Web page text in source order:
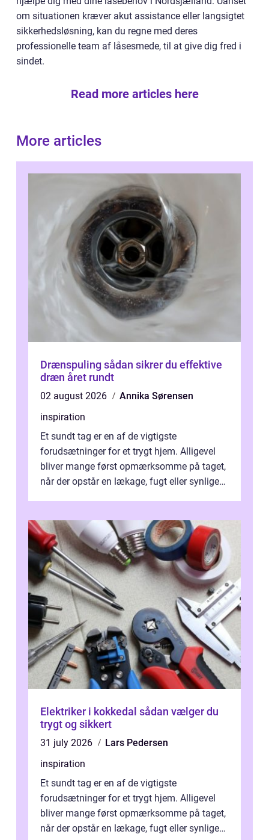
om situationen kræver akut assistance eller langsigtet
sikkerhedsløsning, kan du regne med deres
professionelle team af låsesmede, til at give dig fred i
sindet.
Read more articles here
More articles
Drænspuling sådan sikrer du effektive
dræn året rundt
02 august 2026
Annika Sørensen
inspiration
Et sundt tag er en af de vigtigste
forudsætninger for et trygt hjem. Alligevel
bliver mange først opmærksomme på taget,
når der opstår en lækage, fugt eller synlige
Elektriker i kokkedal sådan vælger du
trygt og sikkert
31 july 2026
Lars Pedersen
inspiration
Et sundt tag er en af de vigtigste
forudsætninger for et trygt hjem. Alligevel
bliver mange først opmærksomme på taget,
når der opstår en lækage, fugt eller synlige